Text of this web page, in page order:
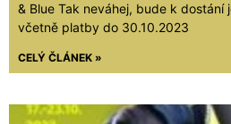
& Blue Tak neváhej, bude k
včetně platby do 30.10.2023
CELÝ ČLÁNEK »